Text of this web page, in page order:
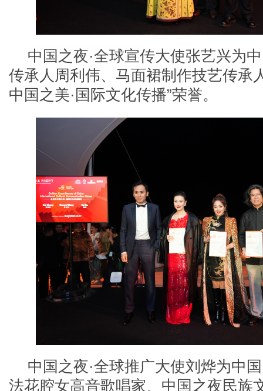
中国之夜·全球宣传大使张艺兴为
传承人周利伟、马面裙制作技艺传承
中国之美·国际文化传播”荣誉。
中国之夜·全球推广大使刘烨为中
法花腔女高音歌唱家、中国之夜民族